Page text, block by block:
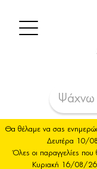
Θα θέλαμε να σας
Δευτέρα 10/
Όλες οι παραγγελίες
Κυριακή 16/08/